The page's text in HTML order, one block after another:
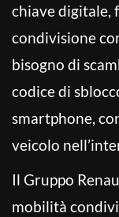
chiave digitale,
condivisione
bisogno di
codice di
smartphone,
veicolo
Il Gruppo
mobilità